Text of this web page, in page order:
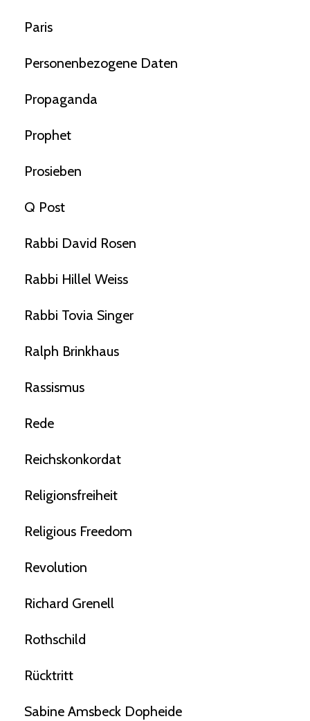
Paris
Personenbezogene Daten
Propaganda
Prophet
Prosieben
Q Post
Rabbi David Rosen
Rabbi Hillel Weiss
Rabbi Tovia Singer
Ralph Brinkhaus
Rassismus
Rede
Reichskonkordat
Religionsfreiheit
Religious Freedom
Revolution
Richard Grenell
Rothschild
Rücktritt
Sabine Amsbeck Dopheide